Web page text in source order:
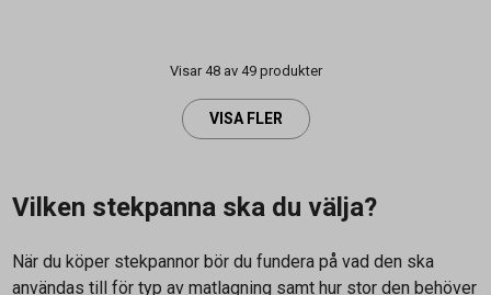
Visar 48 av 49 produkter
VISA FLER
Vilken stekpanna ska du välja?
När du köper stekpannor bör du fundera på vad den ska
användas till för typ av matlagning samt hur stor den behöver